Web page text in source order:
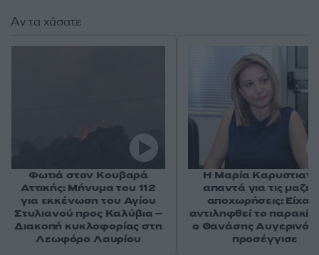
Αν τα χάσατε
Φωτιά στον Κουβαρά
Αττικής: Μήνυμα του 112
για εκκένωση του Αγίου
Στυλιανού προς Καλύβια –
Διακοπή κυκλοφορίας στη
Λεωφόρο Λαυρίου
Η Μαρία
απαντά για τις
αποχωρήσεις:
αντιληφθεί το
ο Θανάσης Αυγερινός
προσέγγισε